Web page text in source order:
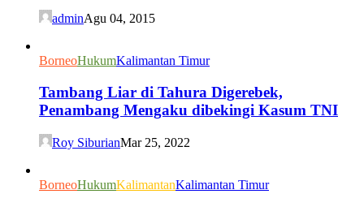
adminAgu 04, 2015
BorneoHukumKalimantan Timur
Tambang Liar di Tahura Digerebek,
Penambang Mengaku dibekingi Kasum TNI
Roy SiburianMar 25, 2022
BorneoHukumKalimantanKalimantan Timur